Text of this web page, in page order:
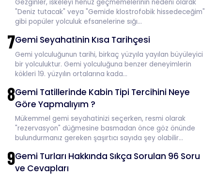
Gezginler, iskeleyi henüz geçmemelerinin nedeni olarak
"Deniz tutacak" veya "Gemide klostrofobik hissedeceğim"
gibi popüler yolculuk efsanelerine sığı...
7Gemi Seyahatinin Kısa Tarihçesi
Gemi yolculuğunun tarihi, birkaç yüzyıla yayılan büyüleyici
bir yolculuktur. Gemi yolculuğuna benzer deneyimlerin
kökleri 19. yüzyılın ortalarına kada...
8Gemi Tatillerinde Kabin Tipi Tercihini Neye
Göre Yapmalıyım ?
Mükemmel gemi seyahatinizi seçerken, resmi olarak
"rezervasyon" düğmesine basmadan önce göz önünde
bulundurmanız gereken şaşırtıcı sayıda şey olabilir...
9Gemi Turları Hakkında Sıkça Sorulan 96 Soru
ve Cevapları